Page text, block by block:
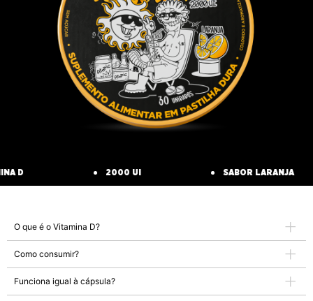
O que é o Vitamina D?
Como consumir?
Funciona igual à cápsula?
D 2000 UI SABOR LARANJA